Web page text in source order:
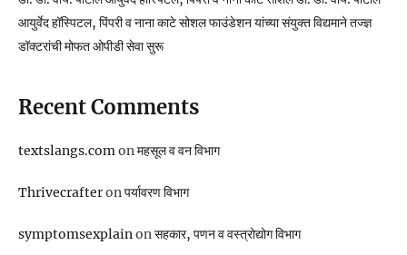
आयुर्वेद हॉस्पिटल, पिंपरी व नाना काटे सोशल फाउंडेशन यांच्या संयुक्त विद्यमाने तज्ज्ञ
डॉक्टरांची मोफत ओपीडी सेवा सुरू
Recent Comments
textslangs.comonमहसूल व वन विभाग
Thrivecrafteronपर्यावरण विभाग
symptomsexplainonसहकार, पणन व वस्‍त्रोद्योग विभाग